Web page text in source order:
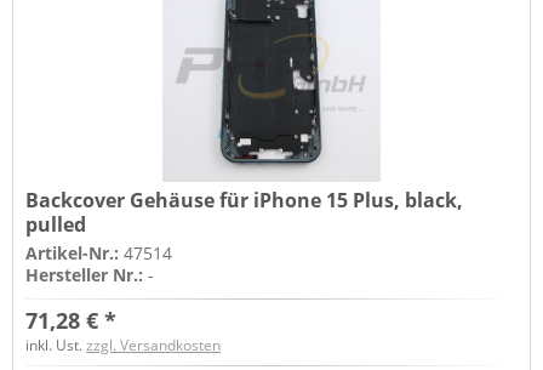
Backcover Gehäuse für iPhone 15 Plus, black,
pulled
Artikel-Nr.:47514
Hersteller Nr.:-
71,28 € *
inkl. Ust.zzgl. Versandkosten